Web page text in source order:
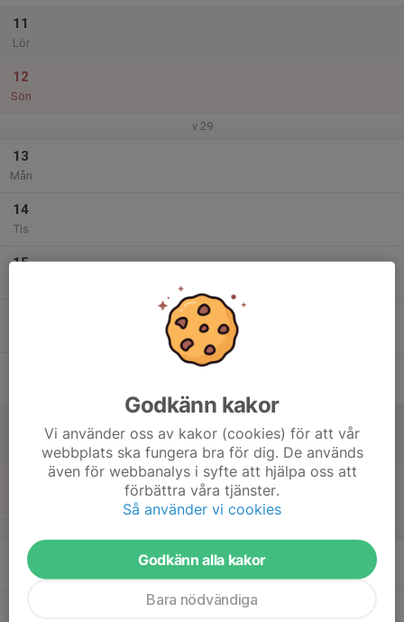
11
Lör
12
Sön
v.29
13
Mån
14
Tis
15
20
Mån
Godkänn kakor
Vi använder oss av kakor (cookies) för att vår
webbplats ska fungera bra för dig. De används
även för webbanalys i syfte att hjälpa oss att
förbättra våra tjänster.
Så använder vi cookies
Godkänn alla kakor
Bara nödvändiga